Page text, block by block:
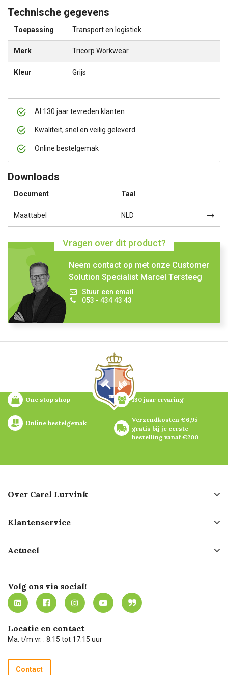
Al 130 jaar tevreden klanten
Kwaliteit, snel en veilig geleverd
Online bestelgemak
Downloads
Document Taal
Maattabel NLD
Vragen over dit product?
Neem contact op met onze Customer
Solution Specialist Marcel Tersteeg
Stuur een email
053 - 434 43 43
Technische gegevens
Toepassing Transport en logistiek
Merk Tricorp Workwear
Kleur Grijs
One stop shop 130 jaar ervaring
Online bestelgemak
Verzendkosten €6,95 –
gratis bij je eerste
bestelling vanaf €200
Over Carel Lurvink
Geschiedenis
Missie
Werken bij Carel Lurvink
MVO
Klantenservice
Bezorgen
Mijn Carel Lurvink
Mijn Carel Lurvink instructievideo's
Carel Lurvink App
Hulp op afstand
Technische dienst
Recycle programma
Actueel
Innovation LAB
Tevreden klanten
Carel Lurvink Blog
Carel de podcast
Volg ons via social!
Locatie en contact
Ma. t/m vr. : 8:15 tot 17:15 uur
Contact